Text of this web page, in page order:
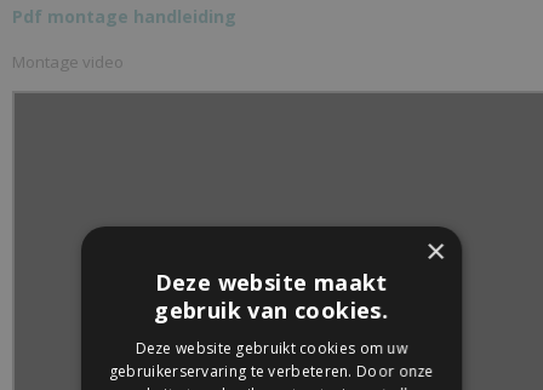
Pdf montage handleiding
Montage video
×
Deze website maakt
gebruik van cookies.
Deze website gebruikt cookies om uw
gebruikerservaring te verbeteren. Door onze